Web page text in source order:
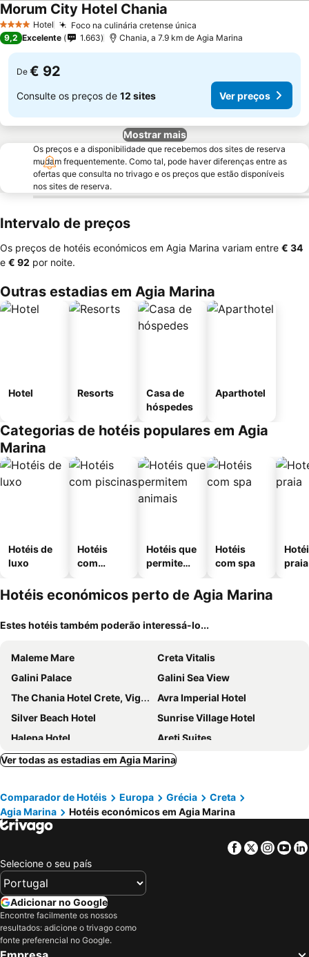
4 EstrelasHotel Foco na culinária cretense única
Morum City Hotel Chania
9,2 Excelente 1.663 Chania, a 7.9 km de Agia Marina
De € 92
Consulte os preços de 12 sites Ver preços
Mostrar mais
Os preços e a disponibilidade que recebemos dos sites de reserva
mudam frequentemente. Como tal, pode haver diferenças entre as
ofertas que consulta no trivago e os preços que estão disponíveis
nos sites de reserva.
Intervalo de preços
Os preços de hotéis económicos em Agia Marina variam entre ‎€ 34
e ‎€ 92 por noite.
Outras estadias em Agia Marina
Hotel Resorts
Casa de
hóspedes
Aparthotel
Categorias de hotéis populares em Agia
Marina
Hotéis de
luxo
Hotéis
com
Hotéis que
permitem
Hotéis
com spa
praia
Hotéis económicos perto de Agia Marina
Estes hotéis também poderão interessá-lo...
Maleme Mare
Creta Vitalis
Galini Palace
Galini Sea View
The Chania Hotel Crete, Vignette Collection
Avra Imperial Hotel
Silver Beach Hotel
Sunrise Village Hotel
Halepa Hotel
Areti Suites
Myrion Beach Resort & Spa - Adults Only
Euphoria Resort
Oasis Guesthouse
Eleftheria Hotel
Castro Beach Hotel
Royal Sun
Anais Collection Hotels & Suites
Chania Flair Boutique Hotel, Tapestry Collection by Hilton
Civitel Akali Hotel
Caldera Village
Vergina Beach Resort
Atlantica Kalliston Resort
Elektra Beach Hotel
Ver todas as estadias em Agia Marina
Comparador de Hotéis Europa Grécia
Creta
Agia Marina
Hotéis económicos em Agia Marina
Facebook
Twitter
Selecione o seu país
Adicionar no Google
Encontre facilmente os nossos
resultados: adicione o trivago como
fonte preferencial no Google.